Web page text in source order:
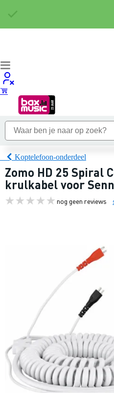
Koptelefoon-onderdeel
Zomo HD 25 Spiral
krulkabel voor
nog geen reviews